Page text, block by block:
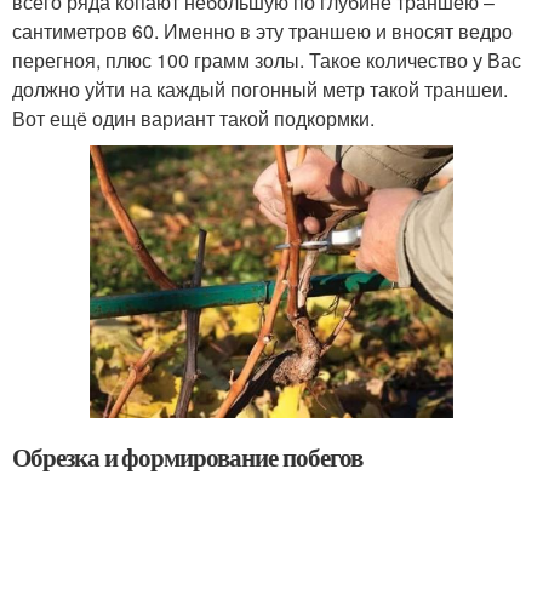
сантиметров 60. Именно в эту траншею и вносят ведро
перегноя, плюс 100 грамм золы. Такое количество у Вас
должно уйти на каждый погонный метр такой траншеи.
Вот ещё один вариант такой подкормки.
Обрезка и формирование побегов